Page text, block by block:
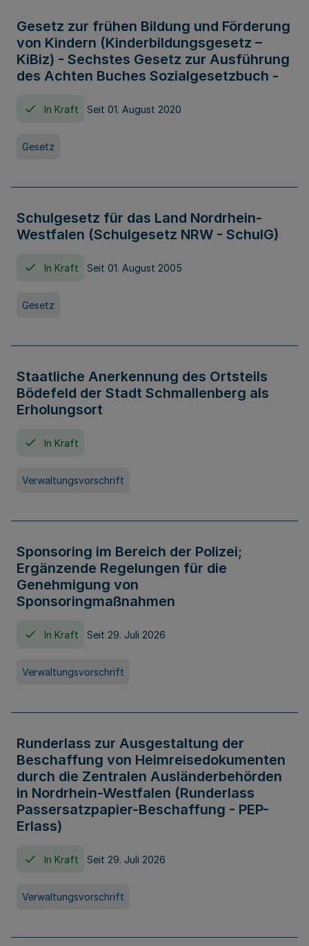
Gesetz zur frühen Bildung und Förderung
von Kindern (Kinderbildungsgesetz –
KiBiz) - Sechstes Gesetz zur Ausführung
des Achten Buches Sozialgesetzbuch -
In Kraft Seit 01. August 2020
Gesetz
Schulgesetz für das Land Nordrhein-
Westfalen (Schulgesetz NRW - SchulG)
In Kraft Seit 01. August 2005
Gesetz
Staatliche Anerkennung des Ortsteils
Bödefeld der Stadt Schmallenberg als
Erholungsort
In Kraft
Verwaltungsvorschrift
Sponsoring im Bereich der Polizei;
Ergänzende Regelungen für die
Genehmigung von
Sponsoringmaßnahmen
In Kraft Seit 29. Juli 2026
Verwaltungsvorschrift
Runderlass zur Ausgestaltung der
Beschaffung von Heimreisedokumenten
durch die Zentralen Ausländerbehörden
in Nordrhein-Westfalen (Runderlass
Passersatzpapier-Beschaffung - PEP-
Erlass)
In Kraft Seit 29. Juli 2026
Verwaltungsvorschrift